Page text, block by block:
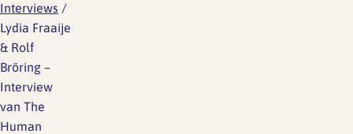
Interviews /
Lydia Fraaije
& Rolf
Bröring –
Interview
van The
Human